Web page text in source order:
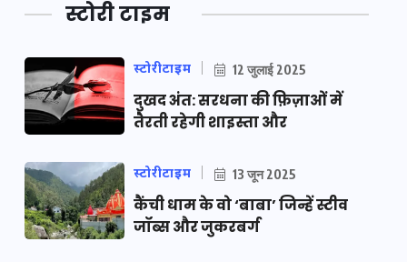
स्टोरी टाइम
स्टोरीटाइम 12 जुलाई 2025
दुखद अंत: सरधना की फ़िज़ाओं में
तैरती रहेगी शाइस्ता और
स्टोरीटाइम 13 जून 2025
कैंची धाम के वो ‘बाबा’ जिन्हें स्टीव
जॉब्स और जुकरबर्ग